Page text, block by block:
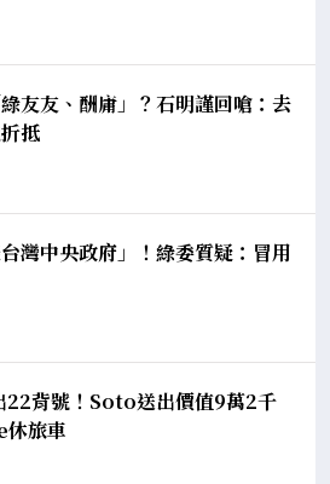
友友、酬庸」？石明謹回嗆：去
抵
灣中央政府」！綠委質疑：冒用
22背號！Soto送出價值9萬2千
旅車